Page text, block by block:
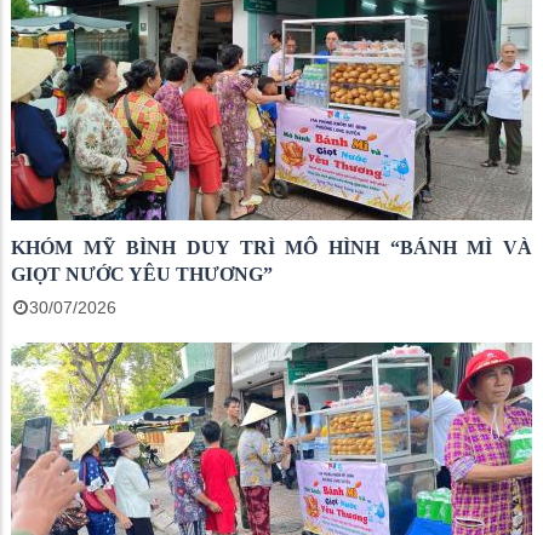
KHÓM MỸ BÌNH DUY TRÌ MÔ HÌNH “BÁNH MÌ VÀ
GIỌT NƯỚC YÊU THƯƠNG”
30/07/2026